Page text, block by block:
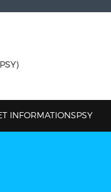
INFORMATIONSPSY